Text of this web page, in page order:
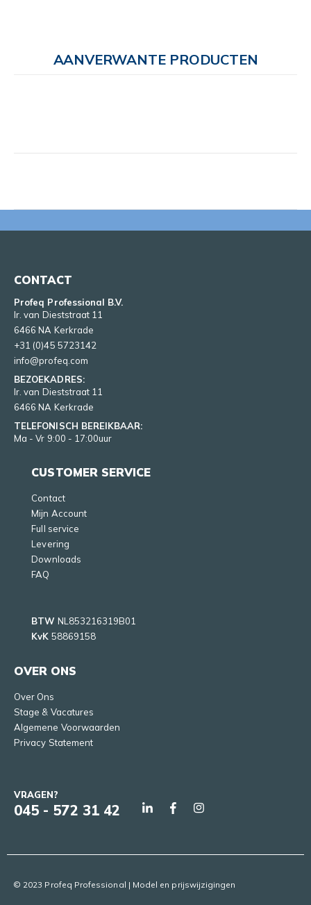
AANVERWANTE PRODUCTEN
CONTACT
Profeq Professional B.V.
Ir. van Dieststraat 11
6466 NA Kerkrade
+31 (0)45 5723142
info@profeq.com
BEZOEKADRES:
Ir. van Dieststraat 11
6466 NA Kerkrade
TELEFONISCH BEREIKBAAR:
Ma - Vr 9:00 - 17:00uur
CUSTOMER SERVICE
Contact
Mijn Account
Full service
Levering
Downloads
FAQ
BTW NL853216319B01
KvK 58869158
OVER ONS
Over Ons
Stage & Vacatures
Algemene Voorwaarden
Privacy Statement
VRAGEN?
045 - 572 31 42
© 2023 Profeq Professional | Model en prijswijzigingen